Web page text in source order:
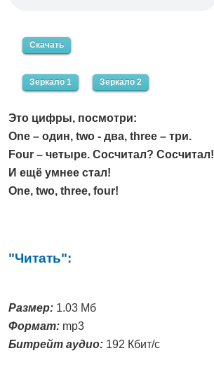
Скачать
Зеркало 1 Зеркало 2
Это цифры, посмотри:
One – один, two - два, three – три.
Four – четыре. Сосчитал? Сосчитал!
И ещё умнее стал!
One, two, three, four!
"Читать":
Размер: 1.03 Мб
Формат: mp3
Битрейт аудио: 192 Кбит/с